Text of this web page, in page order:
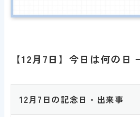
【12月7日】今日は何の日
12月7日の記念日・出来事